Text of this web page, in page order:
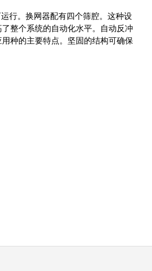
行。换网器配有四个筛腔。这种设
整个系统的自动化水平。自动反冲
种的主要特点。坚固的结构可确保